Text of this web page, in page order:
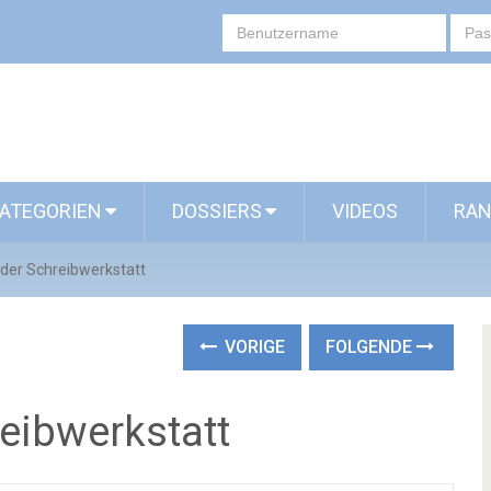
DOSSIERS VIDEOS
Schreibwerkstatt
VORIGE FOLGENDE